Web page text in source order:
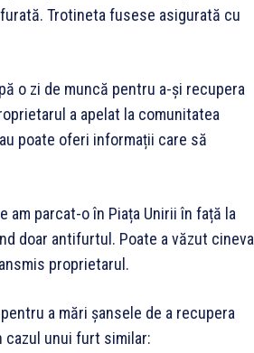
Trotineta fusese asigurată cu
o zi de muncă pentru a-și recupera
a apelat la comunitatea
poate oferi informații care să
am parcat-o în Piața Unirii în față la
doar antifurtul. Poate a văzut cineva
proprietarul.
a mări șansele de a recupera
cazul unui furt similar: